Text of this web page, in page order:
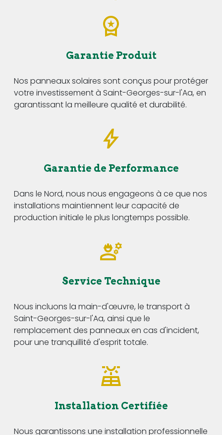
Garantie Produit
Nos panneaux solaires sont conçus pour protéger
votre investissement à Saint-Georges-sur-l'Aa, en
garantissant la meilleure qualité et durabilité.
Garantie de Performance
Dans le Nord, nous nous engageons à ce que nos
installations maintiennent leur capacité de
production initiale le plus longtemps possible.
Service Technique
Nous incluons la main-d'œuvre, le transport à
Saint-Georges-sur-l'Aa, ainsi que le
remplacement des panneaux en cas d'incident,
pour une tranquillité d'esprit totale.
Installation Certifiée
Nous garantissons une installation professionnelle